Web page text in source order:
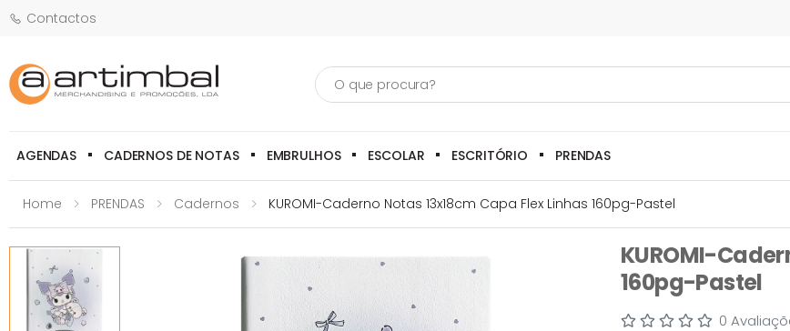
Contactos
Pesquisa
AGENDAS CADERNOS DE NOTAS EMBRULHOS ESCOLAR ESCRITÓRIO PRENDAS
Home PRENDAS Cadernos KUROMI-Caderno Notas 13x18cm Capa Flex Linhas 160pg-Pastel
KUROMI-
160pg-Pastel
0